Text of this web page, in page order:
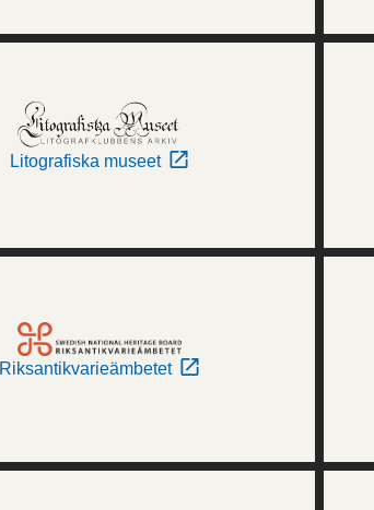
Litografiska museet
Riksantikvarieämbetet